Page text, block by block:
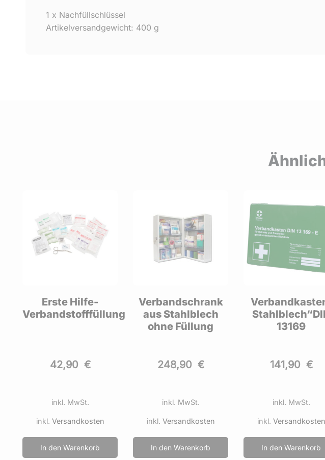
1 x Nachfüllschlüssel
Artikelversandgewicht: 400 g
Verbandschrank
aus Stahlblech
248,90 €
inkl. MwSt.
inkl. Versandkosten
In den Warenkorb
Verbandkasten,
Stahlblech“DIN
13169
141,90 €
inkl. MwSt.
inkl. Versandkosten
In den Warenkorb
Cederroth First
Station –
Hilfe – Station
364,37 €
inkl. MwSt.
inkl.Versandkosten
In den Warenkorb